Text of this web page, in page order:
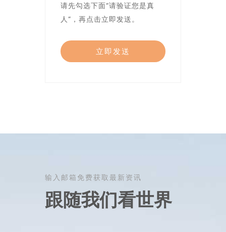
请先勾选下面“请验证您是真
人”，再点击立即发送。
输入邮箱免费获取最新资讯
跟随我们看世界